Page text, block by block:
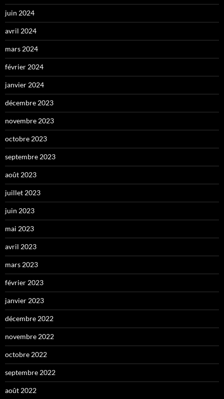
juin 2024
avril 2024
mars 2024
février 2024
janvier 2024
décembre 2023
novembre 2023
octobre 2023
septembre 2023
août 2023
juillet 2023
juin 2023
mai 2023
avril 2023
mars 2023
février 2023
janvier 2023
décembre 2022
novembre 2022
octobre 2022
septembre 2022
août 2022